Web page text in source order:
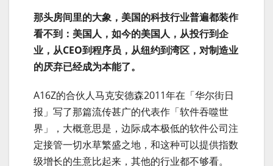
那头房间里的大象，美国的科技行业普遍都装作
看不到：美国人，如今的美国人，从投行到企
业，从CEO到程序员，从纽约到湾区，对制造业
的厌弃已经成为本能了。
A16Z的合伙人马克安德森2011年在「华尔街日
报」写了那篇流传甚广的代表作「软件吞噬世
界」，大概意思是，边际成本极低的软件公司注
定接管一切水草繁盛之地，和这种可以提供指数
级增长的生意比起来，其他的行业都不够看。